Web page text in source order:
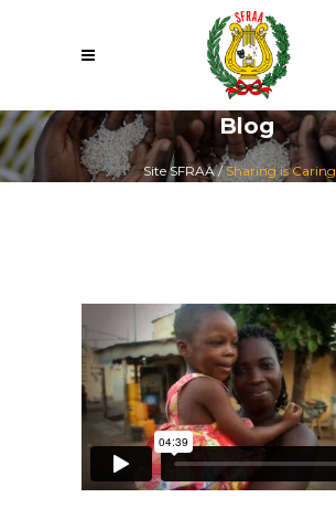
Blog
Site SFRAA/Sharing is Caring